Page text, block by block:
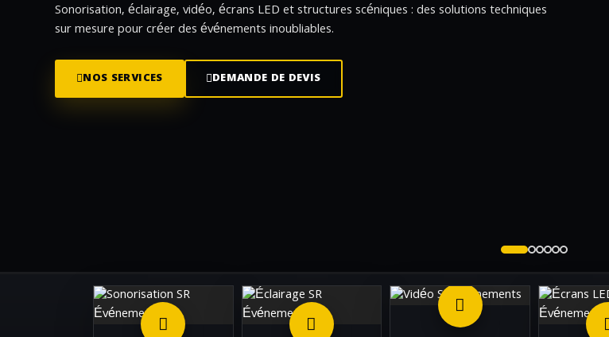
Sonorisation, éclairage, vidéo, écrans LED et structures scéniques : des solutions techniques
sur mesure pour créer des événements inoubliables.
NOS SERVICES DEMANDE DE DEVIS